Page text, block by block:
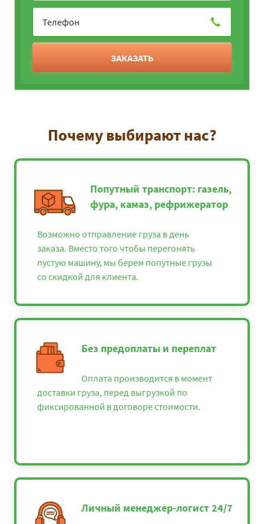
ЗАКАЗАТЬ
Почему выбирают нас?
Попутный транспорт: газель,
фура, камаз, рефрижератор
Возможно отправление груза в день
заказа. Вместо того чтобы перегонять
пустую машину, мы берем попутные грузы
со скидкой для клиента.
Без предоплаты и переплат
Оплата производится в момент
доставки груза, перед выгрузкой по
фиксированной в договоре стоимости.
Личный менеджер-логист 24/7